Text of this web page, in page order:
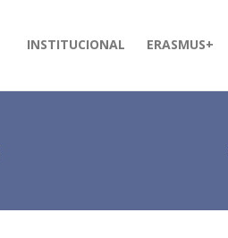
INSTITUCIONAL ERASMUS+